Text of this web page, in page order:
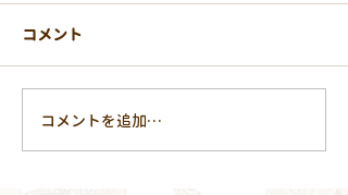
コメント
コメントを追加…